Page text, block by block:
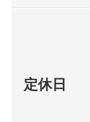
定休日